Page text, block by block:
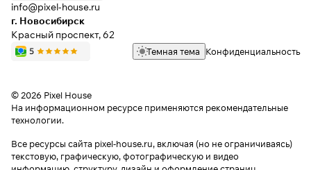
info@pixel-house.ru
г. Новосибирск
Красный проспект, 62
Темная тема Конфиденциальность
© 2026 Pixel House
На информационном ресурсе применяются рекомендательные
технологии.
Все ресурсы сайта pixel-house.ru, включая (но не ограничиваясь)
текстовую, графическую, фотографическую и видео